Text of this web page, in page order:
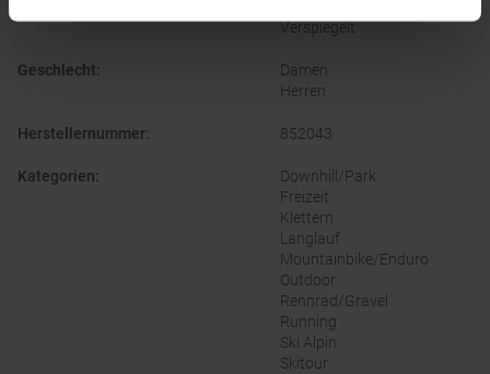
Verspiegelt
Geschlecht:
Damen
Herren
Herstellernummer: 852043
Kategorien:
Downhill/Park
Freizeit
Klettern
Langlauf
Mountainbike/Enduro
Outdoor
Rennrad/Gravel
Running
Ski Alpin
Skitour